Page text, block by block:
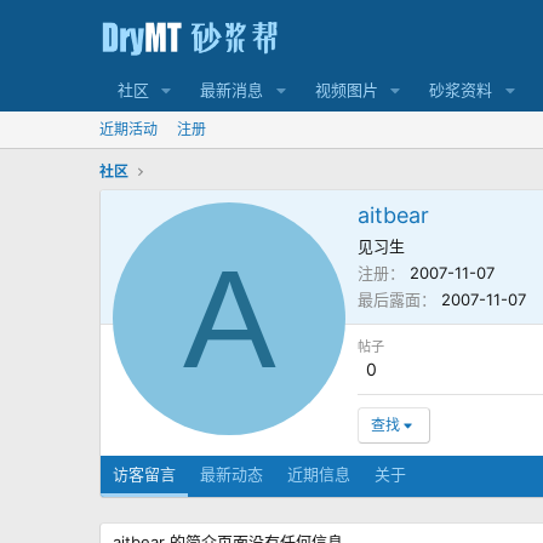
社区 最新消息 视频图片 砂浆资料
近期活动 注册
社区
A
aitbear
见习生
注册
2007-11-07
最后露面
2007-11-07
帖子
0
查找
访客留言 最新动态 近期信息 关于